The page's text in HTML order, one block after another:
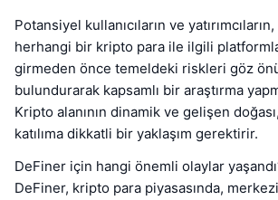
Potansiyel kullanıcıların ve
herhangi bir kripto para ile ilgili
girmeden önce temeldeki riskleri göz
bulundurarak kapsamlı bir araştırma
Kripto alanının dinamik ve gelişen
katılıma dikkatli bir yaklaşım gerektirir.
DeFiner için hangi önemli olaylar
DeFiner, kripto para piyasasında,